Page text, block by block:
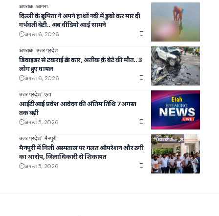
अपराध आगरा
दिल्ली के क्रूर पिता ने अपने हाथों नदी में डुबो कर मार दी
गर्भवती बेटी.. अब वीडियो आई सामने
अगस्त 6, 2026
अपराध उत्तर प्रदेश
डिवाइडर से टकराई क्रेटा कार, अतीक क़े बेटे की मौत.. 3
लोग हुए घायल
अगस्त 6, 2026
उत्तर प्रदेश एटा
आईटीआई प्रवेश आवेदन की अंतिम तिथि 7 अगस्त
तक बढ़ी
अगस्त 5, 2026
उत्तर प्रदेश मैनपुरी
मैनपुरी में निजी अस्पताल पर गलत ऑपरेशन और ठगी
का आरोप, जिलाधिकारी से शिकायत
अगस्त 5, 2026